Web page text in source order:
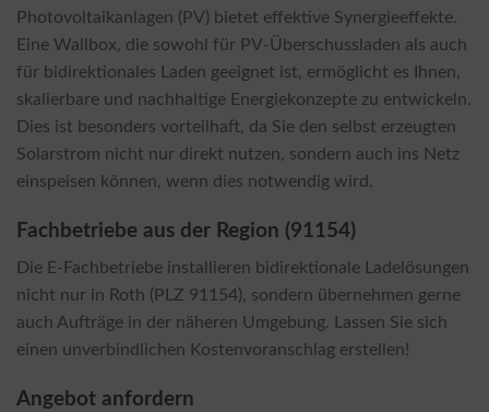
Photovoltaikanlagen (PV) bietet effektive Synergieeffekte.
Eine Wallbox, die sowohl für PV-Überschussladen als auch
für bidirektionales Laden geeignet ist, ermöglicht es Ihnen,
skalierbare und nachhaltige Energiekonzepte zu entwickeln.
Dies ist besonders vorteilhaft, da Sie den selbst erzeugten
Solarstrom nicht nur direkt nutzen, sondern auch ins Netz
einspeisen können, wenn dies notwendig wird.
Fachbetriebe aus der Region (91154)
Die E-Fachbetriebe installieren bidirektionale Ladelösungen
nicht nur in Roth (PLZ 91154), sondern übernehmen gerne
auch Aufträge in der näheren Umgebung. Lassen Sie sich
einen unverbindlichen Kostenvoranschlag erstellen!
Angebot anfordern